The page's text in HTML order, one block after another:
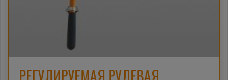
РЕГУЛИРУЕМАЯ РУЛЕВАЯ